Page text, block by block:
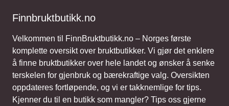
Finnbruktbutikk.no
Velkommen til FinnBruktbutikk.no – Norges første
komplette oversikt over bruktbutikker. Vi gjør det enklere
å finne bruktbutikker over hele landet og ønsker å senke
terskelen for gjenbruk og bærekraftige valg. Oversikten
oppdateres fortløpende, og vi er takknemlige for tips.
Kjenner du til en butikk som mangler? Tips oss gjerne